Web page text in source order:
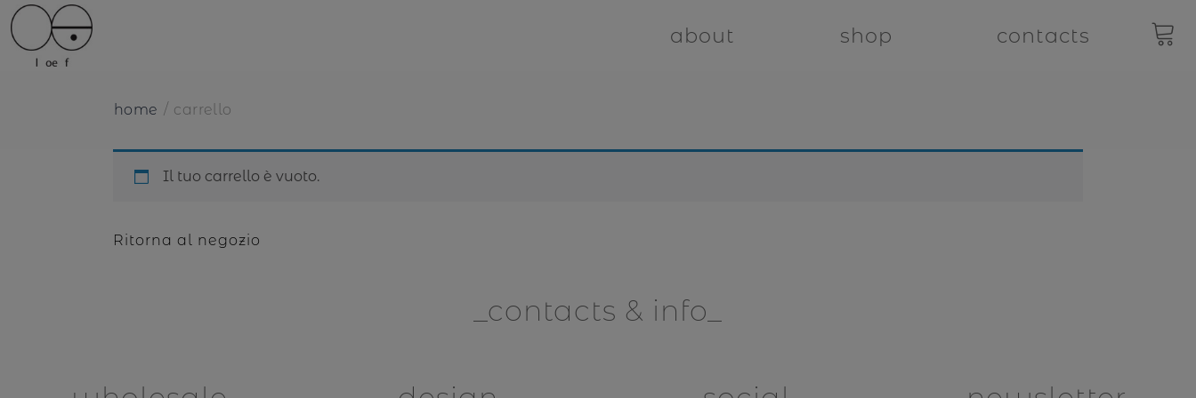
about shop contacts
home carrello
Il tuo carrello è vuoto.
Ritorna al negozio
contacts & info